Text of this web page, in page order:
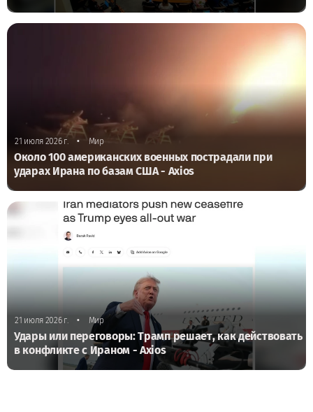
21 июля 2026 г. • Мир
Около 100 американских военных пострадали при
ударах Ирана по базам США - Axios
21 июля 2026 г. • Мир
Удары или переговоры: Трамп решает, как действовать
в конфликте с Ираном - Axios